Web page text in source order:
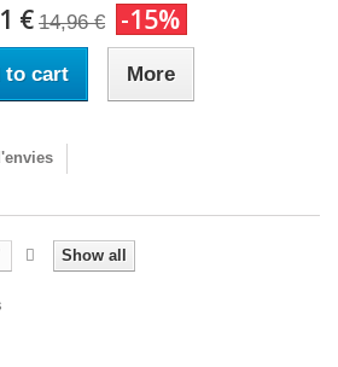
€ 14,96 € -15%
to cart More
Show all